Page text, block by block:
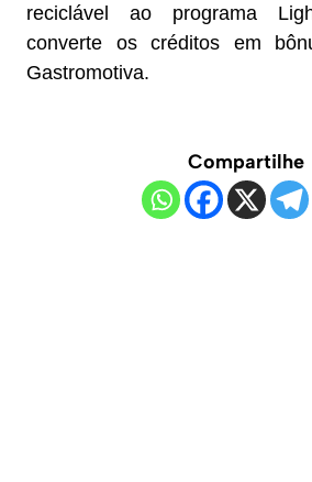
reciclável ao programa
converte os créditos em
Gastromotiva.
Compartilhe